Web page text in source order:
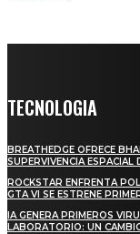
TECNOLOGIA
BREATHEDGE OFRECE
SUPERVIVENCIA
ROCKSTAR ENFRENTA
GTA VI SE ESTRENE
IA GENERA PRIMEROS
LABORATORIO: UN